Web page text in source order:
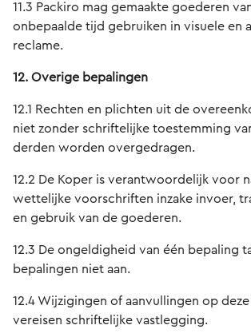
11.3 Packiro mag gemaakte goederen
onbepaalde tijd gebruiken in visuele en
reclame.
12. Overige bepalingen
12.1 Rechten en plichten uit de
niet zonder schriftelijke toestemming
derden worden overgedragen.
12.2 De Koper is verantwoordelijk voor
wettelijke voorschriften inzake invoer,
en gebruik van de goederen.
12.3 De ongeldigheid van één bepaling
bepalingen niet aan.
12.4 Wijzigingen of aanvullingen op
vereisen schriftelijke vastlegging.